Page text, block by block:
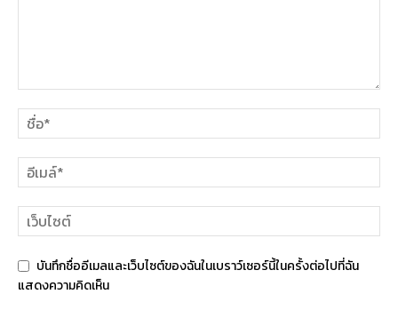
บันทึกชื่ออีเมลและเว็บไซต์ของฉันในเบราว์เซอร์นี้ในครั้งต่อไปที่ฉัน
แสดงความคิดเห็น